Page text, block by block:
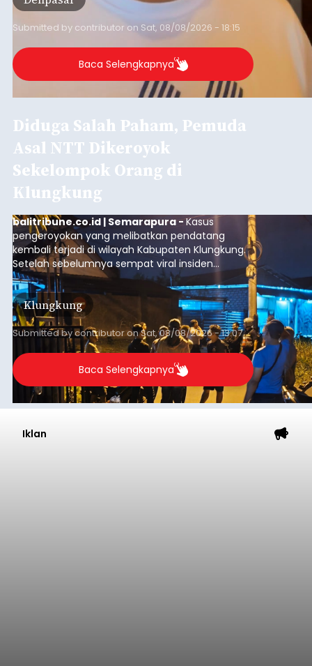
Submitted by contributor on Sat, 08/08/2026 - 18:15
Baca Selengkapnya
Diduga Salah Paham, Pemuda
Asal NTT Dikeroyok
Sekelompok Orang di
Klungkung
balitribune.co.id | Semarapura -Kasus
pengeroyokan yang melibatkan pendatang
kembali terjadi di wilayah Kabupaten Klungkung.
Setelah sebelumnya sempat viral insiden
keributan di barat Pasar Galiran, peristiwa serupa
kini menimpa seorang pemuda asal Kabupaten
Sumba Barat Daya (SBD), Nusa Tenggara Timur
(NTT).
Klungkung
Submitted bycontributoronSat, 08/08/2026 - 13:07
Baca Selengkapnya
Iklan